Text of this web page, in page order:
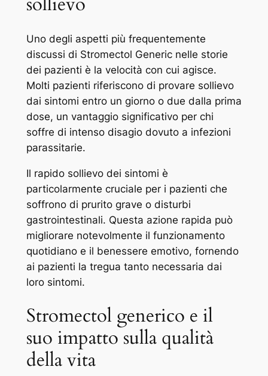
Uno degli aspetti più frequentemente
discussi di Stromectol Generic nelle storie
dei pazienti è la velocità con cui agisce.
Molti pazienti riferiscono di provare sollievo
dai sintomi entro un giorno o due dalla prima
dose, un vantaggio significativo per chi
soffre di intenso disagio dovuto a infezioni
parassitarie.
Il rapido sollievo dei sintomi è
particolarmente cruciale per i pazienti che
soffrono di prurito grave o disturbi
gastrointestinali. Questa azione rapida può
migliorare notevolmente il funzionamento
quotidiano e il benessere emotivo, fornendo
ai pazienti la tregua tanto necessaria dai
loro sintomi.
Stromectol generico e il
suo impatto sulla qualità
della vita